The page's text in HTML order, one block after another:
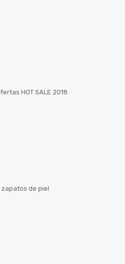
HOT SALE 2018
zapatos de piel